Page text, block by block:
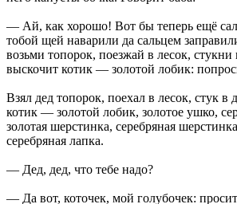
— Ай, как хорошо! Вот бы теперь ещё
тобой щей наварили да сальцем
возьми топорок, поезжай в лесок,
выскочит котик — золотой лобик:
Взял дед топорок, поехал в лесок, стук
котик — золотой лобик, золотое ушко,
золотая шерстинка, серебряная
серебряная лапка.
— Дед, дед, что тебе надо?
— Да вот, коточек, мой голубочек: